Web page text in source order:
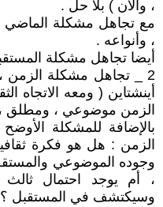
، والآن ) بلا حل .
مع تجاهل مشكلة الماضي
، وأنواعه .
أيضا تجاهل مشكلة
2 _ تجاهل مشكلة
أينشتاين ( ومعه الاتجاه
الزمن موضوعي ، ومطلق ،
بالإضافة للمشكلة
الزمن : هل هو فكرة
وجوده الموضوعي
، أم يوجد احتمال ثالث
وسيكتشف في المستقبل